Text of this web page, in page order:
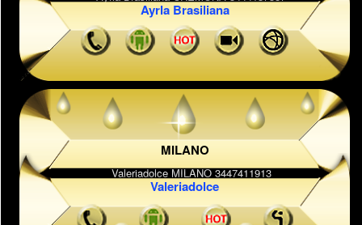
Ayrla Brasiliana
MILANO
Valeriadolce